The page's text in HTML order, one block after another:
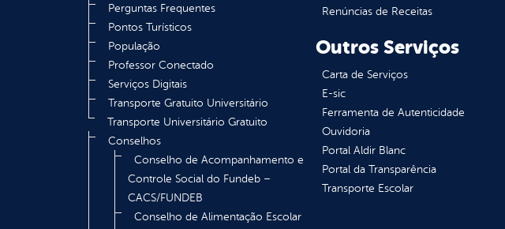
Perguntas Frequentes
Pontos Turísticos
População
Professor Conectado
Serviços Digitais
Transporte Gratuito Universitário
Transporte Universitário Gratuito
Conselhos
Conselho de Acompanhamento e
Controle Social do Fundeb –
CACS/FUNDEB
Conselho de Alimentação Escolar
Renúncias de Receitas
Outros Serviços
Carta de Serviços
E-sic
Ferramenta de Autenticidade
Ouvidoria
Portal Aldir Blanc
Portal da Transparência
Transporte Escolar